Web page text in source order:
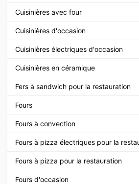
Cuisinières avec four
Cuisinières d'occasion
Cuisinières électriques d'occasion
Cuisinières en céramique
Fers à sandwich pour la restauration
Fours
Fours à convection
Fours à pizza électriques pour la
Fours à pizza pour la restauration
Fours d'occasion